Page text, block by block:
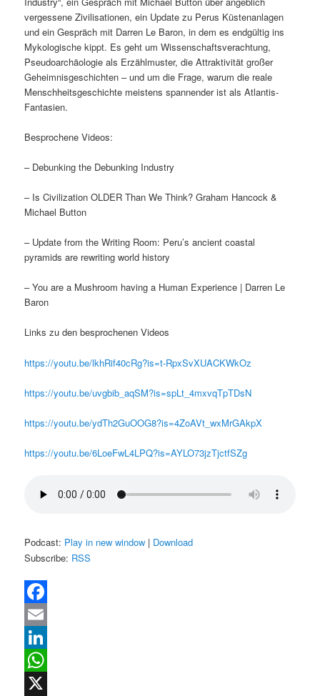
vergessene Zivilisationen, ein Update zu Perus Küstenanlagen
und ein Gespräch mit Darren Le Baron, in dem es endgültig ins
Mykologische kippt. Es geht um Wissenschaftsverachtung,
Pseudoarchäologie als Erzählmuster, die Attraktivität großer
Geheimnisgeschichten – und um die Frage, warum die reale
Menschheitsgeschichte meistens spannender ist als Atlantis-
Fantasien.
Besprochene Videos:
– Debunking the Debunking Industry
– Is Civilization OLDER Than We Think? Graham Hancock &
Michael Button
– Update from the Writing Room: Peru’s ancient coastal
pyramids are rewriting world history
– You are a Mushroom having a Human Experience | Darren Le
Baron
Links zu den besprochenen Videos
https://youtu.be/lkhRif40cRg?is=t-RpxSvXUACKWkOz
https://youtu.be/uvgbib_aqSM?is=spLt_4mxvqTpTDsN
https://youtu.be/ydTh2GuOOG8?is=4ZoAVt_wxMrGAkpX
https://youtu.be/6LoeFwL4LPQ?is=AYLO73jzTjctfSZg
Podcast: Play in new window | Download
Subscribe: RSS
Facebook
Email
LinkedIn
WhatsApp